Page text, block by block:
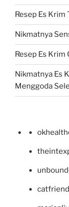
Resep Es
Nikmatnya
Resep Es Krim
Nikmatnya Es
Menggoda